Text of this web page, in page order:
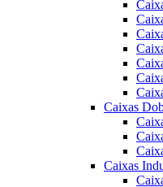
Caixas
Caixas